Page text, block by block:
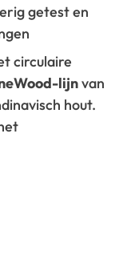
getest en
circulaire
lijnvan
hout.